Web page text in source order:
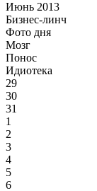
Июнь 2013
Бизнес-линч
Фото дня
Мозг
Понос
Идиотека
29
30
31
1
2
3
4
5
6